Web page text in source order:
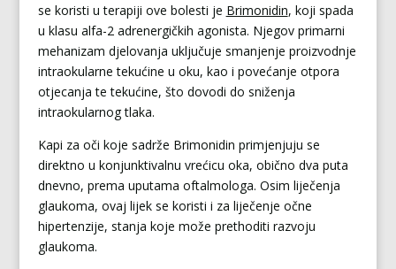
se koristi u terapiji ove bolesti je Brimonidin, koji spada
u klasu alfa-2 adrenergičkih agonista. Njegov primarni
mehanizam djelovanja uključuje smanjenje proizvodnje
intraokularne tekućine u oku, kao i povećanje otpora
otjecanja te tekućine, što dovodi do sniženja
intraokularnog tlaka.
Kapi za oči koje sadrže Brimonidin primjenjuju se
direktno u konjunktivalnu vrećicu oka, obično dva puta
dnevno, prema uputama oftalmologa. Osim liječenja
glaukoma, ovaj lijek se koristi i za liječenje očne
hipertenzije, stanja koje može prethoditi razvoju
glaukoma.